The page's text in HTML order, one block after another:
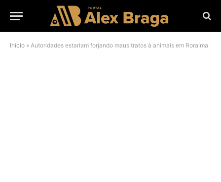
Início » Autoridades estariam forjando maus tratos à animais em Roraima